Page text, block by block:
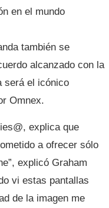
en el mundo
también se
alcanzado con la
será el icónico
Omnex.
explica que
a ofrecer sólo
explicó Graham
vi estas pantallas
de la imagen me